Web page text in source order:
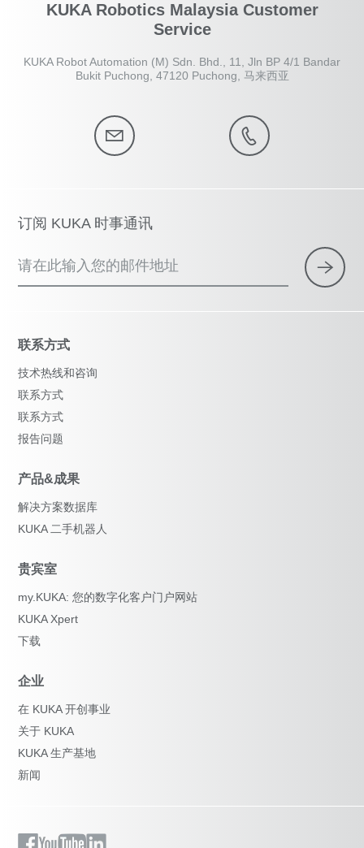
KUKA Robotics Malaysia Customer
Service
KUKA Robot Automation (M) Sdn. Bhd., 11, Jln BP 4/1 Bandar
Bukit Puchong, 47120 Puchong, 马来西亚
订阅 KUKA 时事通讯
请在此输入您的邮件地址
联系方式
技术热线和咨询
联系方式
联系方式
报告问题
产品&成果
解决方案数据库
KUKA 二手机器人
贵宾室
my.KUKA: 您的数字化客户门户网站
KUKA Xpert
下载
企业
在 KUKA 开创事业
关于 KUKA
KUKA 生产基地
新闻